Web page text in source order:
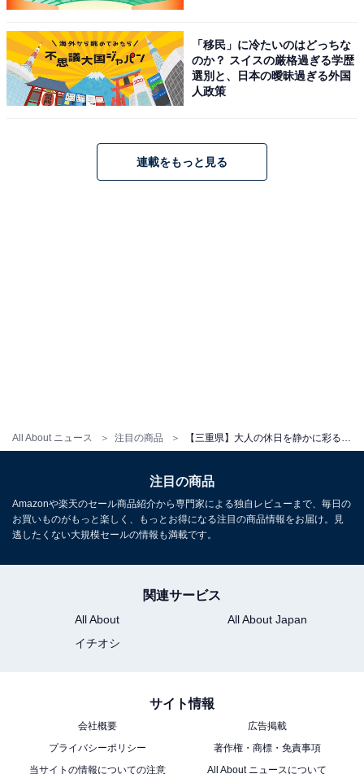
All About ニュース 注目の商品
イトより）
「アクアイグニス 片岡温泉」は、建築家やアーティスト
が手掛けた洗練された空間で、100％源泉掛け流しの
「片岡温泉」を楽しめる癒やしの拠点です。辻口博啓氏
原将弘氏の和食など、日本を代表するシェフによる至極
の料理を堪能できるのが最大の魅力。宿泊は、畳で寛げ
アクセス
所在地：三重県三重郡菰野町菰野4800-1
交通手段：近鉄湯の山線「湯の山温泉駅」から徒歩8分
／新名神高速道路「菰野IC」より約5分／東名阪自動車
※料金は公式Webサイト参考価格
チェックイン・チェックアウト
チェックイン：15:00
「移民」に冷たいのはどっちな
のか？ スイスの厳格過ぎる学歴
選別と、日本の曖昧過ぎる外国
人政策
連載をもっと見る
注目の商品
Amazonや楽天のセール商品紹介から専門家による独自レビューまで、毎日の
お買いものがもっと楽しく、もっとお得になる注目の商品情報をお届け。見
逃したくない大規模セールの情報も満載です。
関連サービス
All About
All About Japan
イチオシ
サイト情報
会社概要
広告掲載
プライバシーポリシー
著作権・商標・免責事項
当サイトの情報についての注意
All About ニュースについて